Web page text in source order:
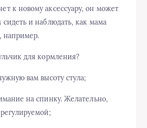
к новому аксессуару, он может
и наблюдать, как мама
например.
для кормления?
вам высоту стула;
на спинку. Желательно,